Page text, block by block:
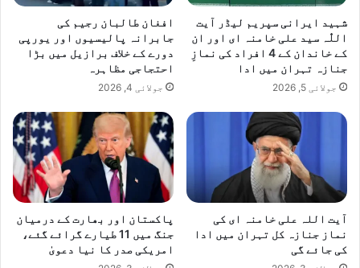
شہید ایرانی سپریم لیڈر آیت
اللّٰہ سید علی خامنہ ای اور ان
کے خاندان کے 4 افراد کی نمازِ
جنازہ تہران میں ادا
جولائی 5, 2026
افغان طالبان رجیم کی
جابرانہ پالیسیوں اور یورپی
دورے کے خلاف برازیل میں بڑا
احتجاجی مظاہرہ
جولائی 4, 2026
آیت اللہ علی خامنہ ای کی
نماز جنازہ کل تہران میں ادا
کی جائے گی
پاکستان اور بھارت کے درمیان
جنگ میں 11 طیارے گرائے گئے،
امریکی صدر کا نیا دعویٰ